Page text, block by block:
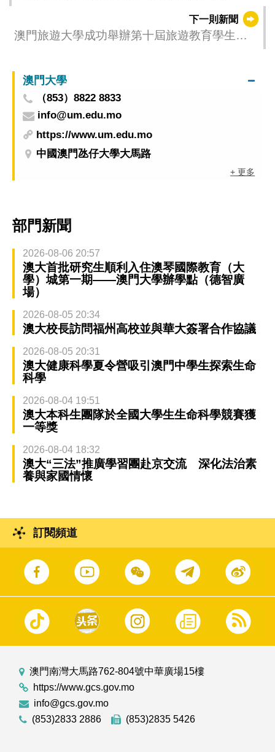
下一則新聞
澳門旅遊大學成功舉辦第十屆旅遊教育學生峰
澳門大學
（853）8822 8833
info@um.edu.mo
https://www.um.edu.mo
中國澳門氹仔大學大馬路
+ 更多
部門新聞
2026-08-06 20:57
澳大首批研究生順利入住澳琴國際教育（大
學）城第一期——澳門大學辦學點（德智廣
場）
2026-08-05 20:34
澳大校長訪問福州高校並與華大簽署合作協議
2026-08-05 20:31
澳大健康科學夏令營吸引澳門中學生探索生命
科學
2026-08-04 19:51
澳大本科生團隊於全國大學生生命科學競賽獲
一等獎
2026-08-04 18:32
澳大“三法”推廣學習團赴京交流 深化法治素
養與家國情懷
訂閱頻道
澳門南灣大馬路762-804號中華廣場15樓
https://www.gcs.gov.mo
info@gcs.gov.mo
(853)2833 2886
(853)2835 5426